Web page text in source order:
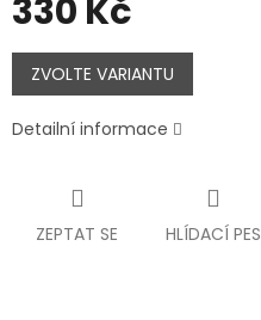
330 Kč
Měrná
cena:
ZVOLTE VARIANTU
Detailní informace
ZEPTAT SE HLÍDACÍ PES